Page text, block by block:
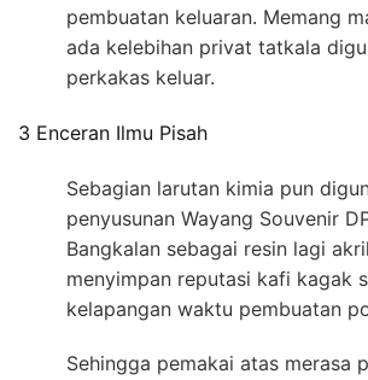
pembuatan keluaran. Memang
ada kelebihan privat tatkala
perkakas keluar.
3 Enceran Ilmu Pisah
Sebagian larutan kimia pun
penyusunan Wayang Souvenir
Bangkalan sebagai resin lagi
menyimpan reputasi kafi kagak
kelapangan waktu pembuatan
Sehingga pemakai atas merasa